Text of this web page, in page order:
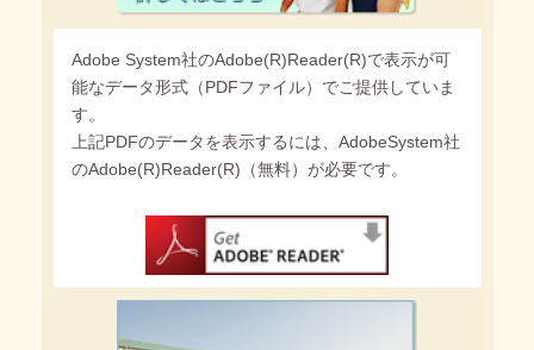
Adobe System社のAdobe(R)Reader(R)で表示が可
能なデータ形式（PDFファイル）でご提供していま
す。
上記PDFのデータを表示するには、AdobeSystem社
のAdobe(R)Reader(R)（無料）が必要です。